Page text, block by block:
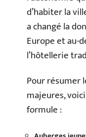
d’habiter la
a changé la
Europe et au-
l’hôtellerie
Pour résumer
majeures,
formule :